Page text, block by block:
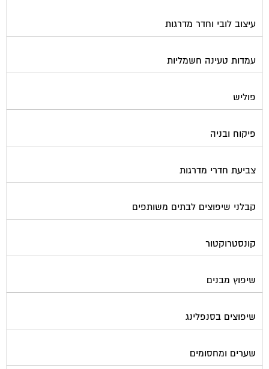
עיצוב לובי וחדר מדרגות
עמדות טעינה חשמליות
פוליש
פיקוח ובניה
צביעת חדרי מדרגות
קבלני שיפוצים לבתים משותפים
קונסטרוקטור
שיפוץ מבנים
שיפוצים בסנפלינג
שערים ומחסומים